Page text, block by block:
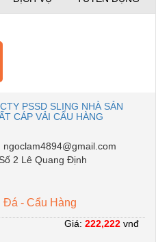
CTY PSSD SLING NHÀ SẢN
CÁP VẢI CẨU HÀNG
ngoclam4894@gmail.com
Số 2 Lê Quang Định
Đá - Cẩu Hàng
Giá: 222,222 vnđ